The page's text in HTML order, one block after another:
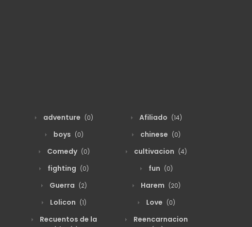
adventure (0) Afiliado (14)
boys (0) chinese (0)
Comedy (0) cultivacion (4)
fighting (0) fun (0)
Guerra (2) Harem (20)
Lolicon (1) Love (0)
Recuentos de la
Reencarnacion